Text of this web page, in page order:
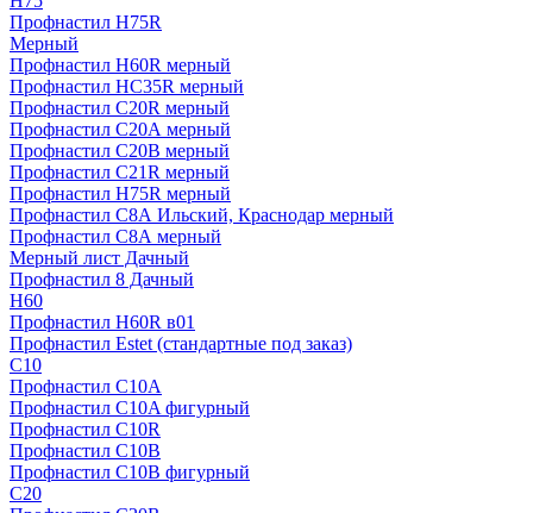
Профнастил H75R
Мерный
Профнастил H60R мерный
Профнастил HC35R мерный
Профнастил С20R мерный
Профнастил С20А мерный
Профнастил С20В мерный
Профнастил С21R мерный
Профнастил Н75R мерный
Профнастил С8А Ильский, Краснодар мерный
Профнастил С8А мерный
Мерный лист Дачный
Профнастил 8 Дачный
Н60
Профнастил H60R в01
Профнастил Estet (стандартные под заказ)
C10
Профнастил С10A
Профнастил С10A фигурный
Профнастил С10R
Профнастил С10В
Профнастил С10В фигурный
C20